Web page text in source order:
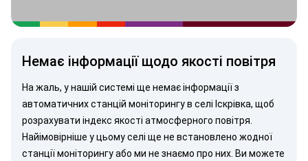
Немає інформації щодо якості повітря
На жаль, у нашій системі ще немає інформації з
автоматичних станцій моніторингу в селі Іскрівка, щоб
розрахувати індекс якості атмосферного повітря.
Найімовірніше у цьому селі ще не встановлено жодної
станції моніторингу або ми не знаємо про них. Ви можете